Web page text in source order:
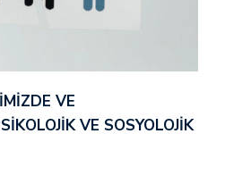
VE
VE SOSYOLOJIK